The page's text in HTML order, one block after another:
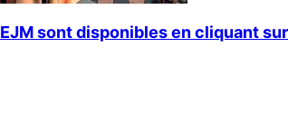
EJM sont disponibles en cliquant